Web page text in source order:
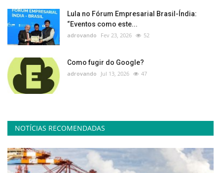
Lula no Fórum Empresarial Brasil-Índia:
“Eventos como este...
adrovando Fev 23, 2026 52
Como fugir do Google?
adrovando Jul 13, 2026 47
NOTÍCIAS RECOMENDADAS